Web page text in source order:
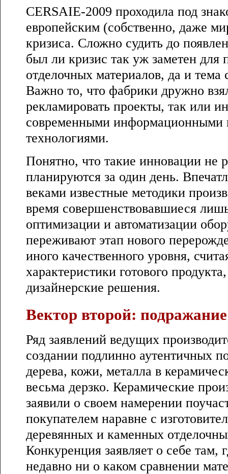
CERSAIE-2009 проходила под
европейским (собственно, даже
кризиса. Сложно судить до
был ли кризис так уж заметен для
отделочных материалов, да и тема
Важно то, что фабрики дружно
рекламировать проекты, так или
современными
технологиями.
Понятно, что такие инновации не
планируются за один день.
веками известные методики
время совершенствовавшиеся
оптимизации и автоматизации
переживают этап нового
иного качественного уровня,
характеристики готового
дизайнерские решения.
Вектор второй:
Ряд заявлений ведущих
создании подлинно аутентичных
дерева, кожи, металла в
весьма дерзко. Керамические
заявили о своем намерении
покупателем наравне с
деревянных и каменных
Конкуренция заявляет о себе там,
недавно ни о каком сравнении